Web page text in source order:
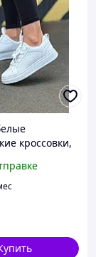
кроссовки,
белого
обувь